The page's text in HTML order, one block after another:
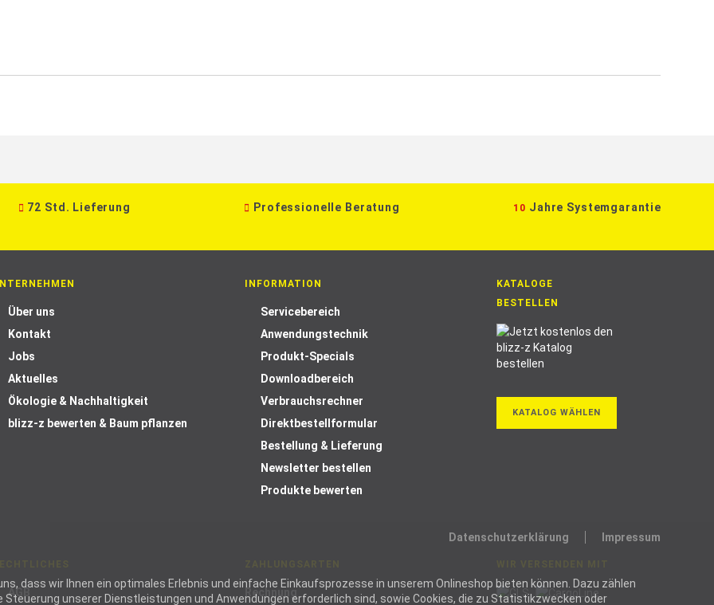
Datenschutzerklärung
Impressum
dass wir Ihnen ein optimales Erlebnis und einfache Einkaufsprozesse in unserem Onlineshop bieten können. Dazu zählen
unserer Dienstleistungen und Anwendungen erforderlich sind, sowie Cookies, die zu Statistikzwecken oder
72 Std. Lieferung Professionelle Beratung 10 Jahre Systemgarantie
Über uns
Kontakt
Jobs
Aktuelles
Ökologie & Nachhaltigkeit
blizz-z bewerten & Baum pflanzen
INFORMATION
Servicebereich
Anwendungstechnik
Produkt-Specials
Downloadbereich
Verbrauchsrechner
Direktbestellformular
Bestellung & Lieferung
Newsletter bestellen
Produkte bewerten
KATALOGE
BESTELLEN
KATALOG WÄHLEN
AGB Rechnung